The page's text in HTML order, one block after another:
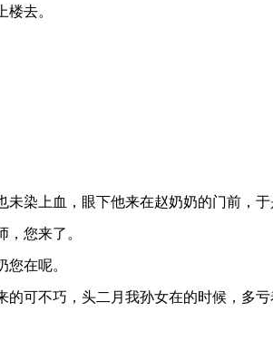
楼去。
未染上血，眼下他来在赵奶奶的门前，
，您来了。
在呢。
的可不巧，头二月我孙女在的时候，多